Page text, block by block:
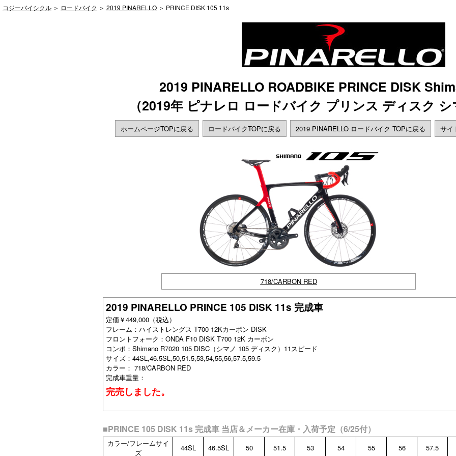
コジーバイシクル ＞ ロードバイク ＞ 2019 PINARELLO ＞ PRINCE DISK 105 11s
2019 PINARELLO ROADBIKE PRINCE DISK
（2019年 ピナレロ ロードバイク プリンス ディスク
ホームページTOPに戻る ロードバイクTOPに戻る 2019 PINARELLO ロードバイク TOPに戻る サイ
718/CARBON RED
2019 PINARELLO PRINCE 105 DISK 11s 完成車
定価￥449,000（税込）
フレーム：ハイストレングス T700 12Kカーボン DISK
フロントフォーク：ONDA F10 DISK T700 12K カーボン
コンポ：Shimano R7020 105 DISC（シマノ 105 ディスク）11スピード
サイズ：44SL,46.5SL,50,51.5,53,54,55,56,57.5,59.5
カラー： 718/CARBON RED
完成車重量：
完売しました。
■PRINCE 105 DISK 11s 完成車 当店＆メーカー在庫・入荷予定（6/25付）
カラー/フレームサイ
ズ
44SL 46.5SL 50 51.5 53 54 55 56 57.5